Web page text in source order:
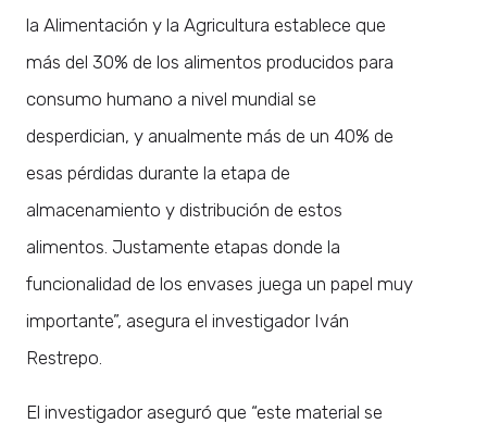
la Alimentación y la Agricultura establece que
más del 30% de los alimentos producidos para
consumo humano a nivel mundial se
desperdician, y anualmente más de un 40% de
esas pérdidas durante la etapa de
almacenamiento y distribución de estos
alimentos. Justamente etapas donde la
funcionalidad de los envases juega un papel muy
importante”, asegura el investigador Iván
Restrepo.
El investigador aseguró que “este material se